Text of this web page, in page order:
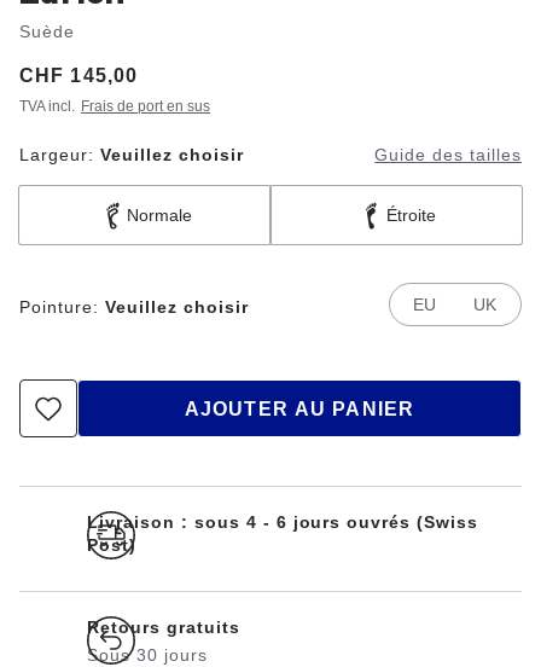
Suède
Price:
CHF 145,00
TVA incl. Frais de port en sus
Largeur: Veuillez choisir Guide des tailles
Normale Étroite
Pointure: Veuillez choisir EU UK
AJOUTER AU PANIER
Livraison : sous 4 - 6 jours ouvrés (Swiss
Post)
Retours gratuits
Sous 30 jours